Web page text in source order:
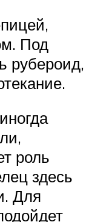
Под
рубероид,
роль
здесь
Для